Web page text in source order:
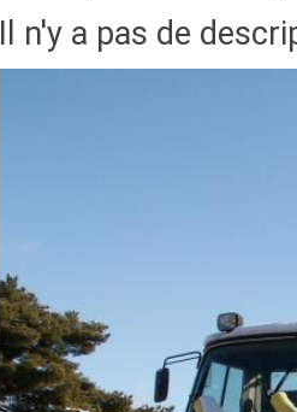
Il n'y a pas de